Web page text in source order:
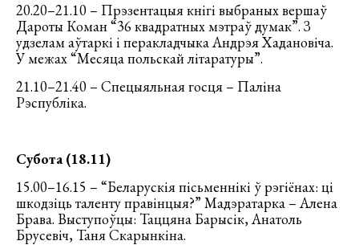
20.20–21.10 – Прэзентацыя кнігі выбраных вершаў
Дароты Коман “36 квадратных мэтраў думак”. З
удзелам аўтаркі і перакладчыка Андрэя Хадановіча.
У межах “Месяца польскай літаратуры”.
21.10–21.40 – Спецыяльная госця – Паліна
Рэспубліка.
Субота (18.11)
15.00–16.15 – “Беларускія пісьменнікі ў рэгіёнах: ці
шкодзіць таленту правінцыя?” Мадэратарка – Алена
Брава. Выступоўцы: Таццяна Барысік, Анатоль
Брусевіч, Таня Скарынкіна.